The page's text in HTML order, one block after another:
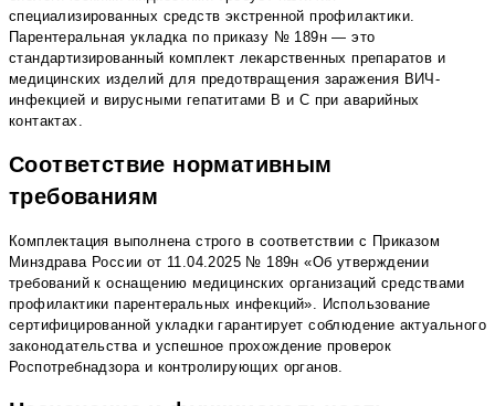
специализированных средств экстренной профилактики.
Парентеральная укладка по приказу № 189н — это
стандартизированный комплект лекарственных препаратов и
медицинских изделий для предотвращения заражения ВИЧ-
инфекцией и вирусными гепатитами В и С при аварийных
контактах.
Соответствие нормативным
требованиям
Комплектация выполнена строго в соответствии с Приказом
Минздрава России от 11.04.2025 № 189н «Об утверждении
требований к оснащению медицинских организаций средствами
профилактики парентеральных инфекций». Использование
сертифицированной укладки гарантирует соблюдение актуального
законодательства и успешное прохождение проверок
Роспотребнадзора и контролирующих органов.